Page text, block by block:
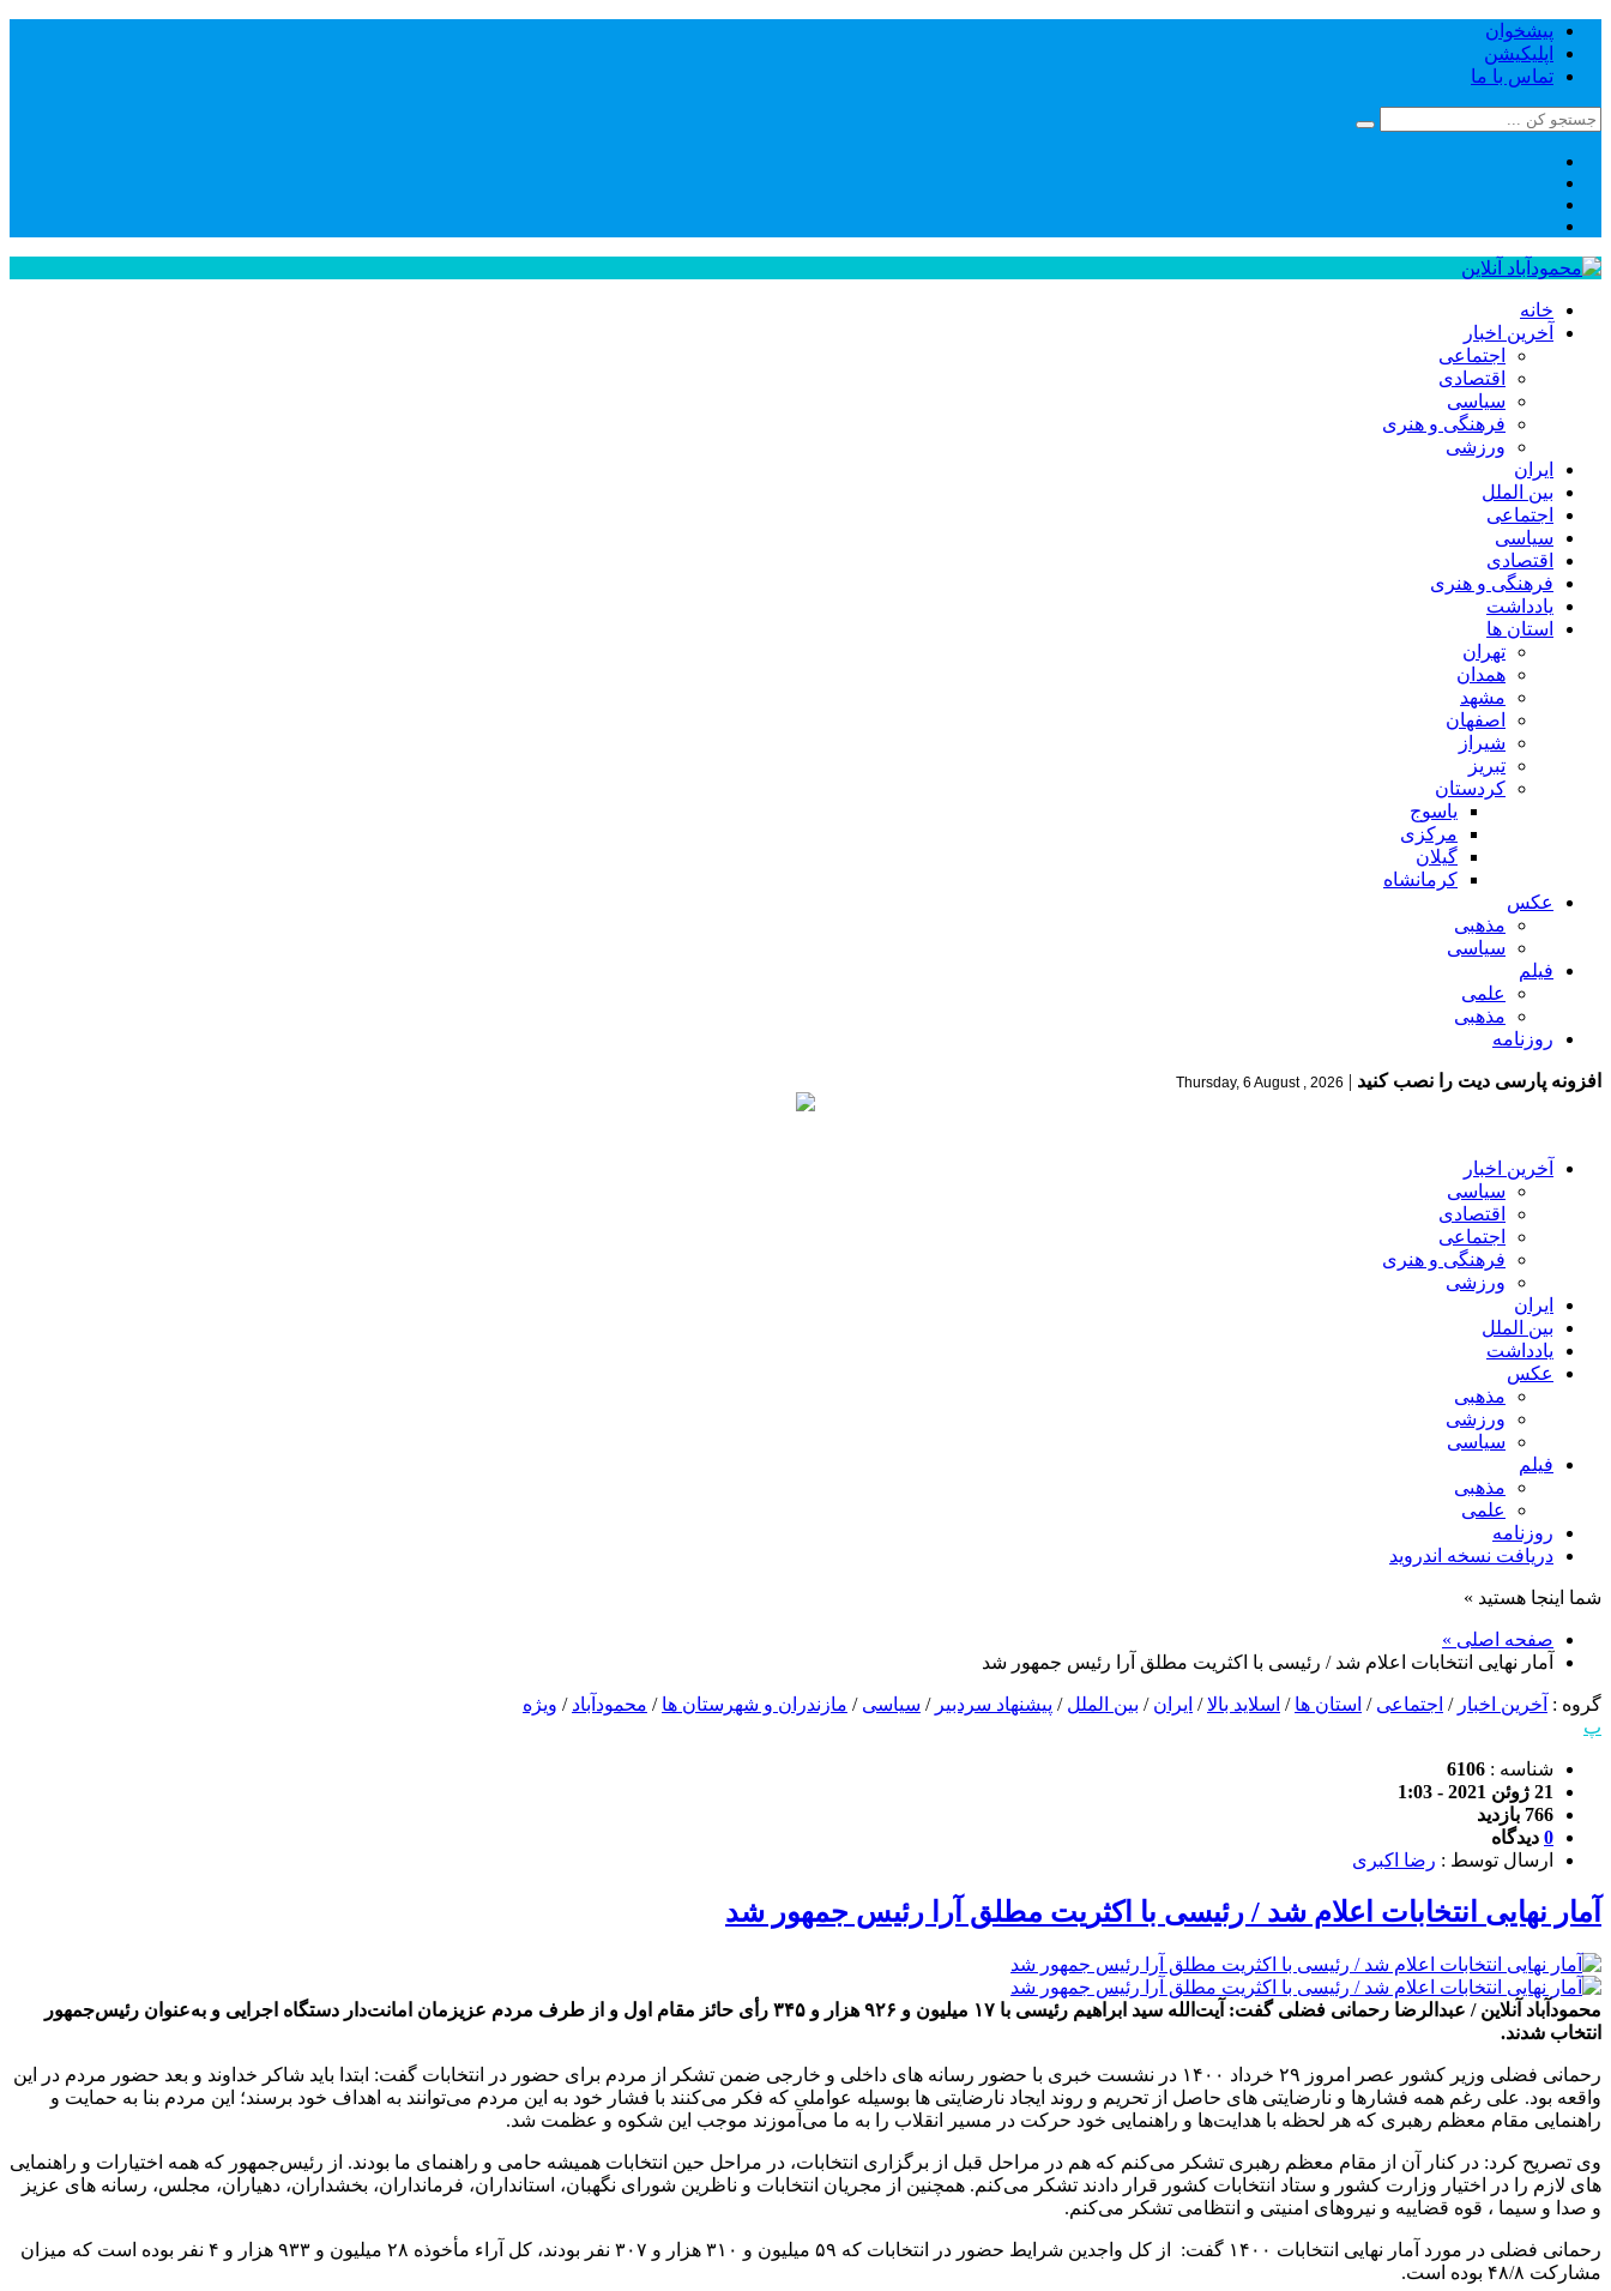
پیشخوان
اپلیکیشن
تماس با ما
خانه
آخرین اخبار
اجتماعی
اقتصادی
سیاسی
فرهنگی و هنری
ورزشی
ایران
بین الملل
اجتماعی
سیاسی
اقتصادی
فرهنگی و هنری
یادداشت
استان ها
تهران
همدان
مشهد
اصفهان
شیراز
تبریز
کردستان
یاسوج
مرکزی
گیلان
کرمانشاه
عکس
مذهبی
سیاسی
فیلم
علمی
مذهبی
روزنامه
افزونه پارسی دیت را نصب کنید |
Thursday, 6 August , 2026
آخرین اخبار
سیاسی
اقتصادی
اجتماعی
فرهنگی و هنری
ورزشی
ایران
بین الملل
یادداشت
عکس
مذهبی
ورزشی
سیاسی
فیلم
مذهبی
علمی
روزنامه
دریافت نسخه اندروید
شما اینجا هستید »
صفحه اصلی »
آمار نهایی انتخابات اعلام شد / رئیسی با اکثریت مطلق آرا رئیس جمهور شد
گروه : آخرین اخبار / اجتماعی / استان ها / اسلاید بالا/ ایران / بین الملل / پیشنهاد سردبیر / سیاسی / مازندران و شهرستان ها / محمودآباد / ویژه
پ
شناسه : 6106
21 ژوئن 2021 - 1:03
766 بازدید
0 دیدگاه
ارسال توسط : رضا اکبری
آمار نهایی انتخابات اعلام شد / رئیسی با اکثریت مطلق آرا رئیس جمهور شد
محمودآباد آنلاین / عبدالرضا رحمانی فضلی گفت: آیت‌الله سید ابراهیم رئیسی با ۱۷ میلیون و ۹۲۶ هزار و ۳۴۵ رأی حائز مقام اول و از طرف مردم عزیزمان امانت‌دار دستگاه اجرایی و به‌عنوان رئیس‌جمهور
انتخاب شدند.
رحمانی فضلی وزیر کشور عصر امروز ۲۹ خرداد ۱۴۰۰ در نشست خبری با حضور رسانه های داخلی و خارجی ضمن تشکر از مردم برای حضور در انتخابات گفت: ابتدا باید شاکر خداوند و بعد حضور مردم در این
واقعه بود. علی رغم همه فشارها و نارضایتی های حاصل از تحریم و روند ایجاد نارضایتی ها بوسیله عواملی که فکر می‌کنند با فشار خود به این مردم می‌توانند به اهداف خود برسند؛ این مردم بنا به حمایت و
راهنمایی مقام معظم رهبری که هر لحظه با هدایت‌ها و راهنمایی خود حرکت در مسیر انقلاب را به ما می‌آموزند موجب این شکوه و عظمت شد.
وی تصریح کرد: در کنار آن از مقام معظم رهبری تشکر می‌کنم که هم در مراحل قبل از برگزاری انتخابات، در مراحل حین انتخابات همیشه حامی و راهنمای ما بودند. از رئیس‌جمهور که همه اختیارات و راهنمایی
های لازم را در اختیار وزارت کشور و ستاد انتخابات کشور قرار دادند تشکر می‌کنم. همچنین از مجریان انتخابات و ناظرین شورای نگهبان، استانداران، فرمانداران، بخشداران، دهیاران، مجلس، رسانه های عزیز
و صدا و سیما ، قوه قضاییه و نیروهای امنیتی و انتظامی تشکر می‌کنم.
رحمانی فضلی در مورد آمار نهایی انتخابات ۱۴۰۰ گفت: از کل واجدین شرایط حضور در انتخابات که ۵۹ میلیون و ۳۱۰ هزار و ۳۰۷ نفر بودند، کل آراء مأخوذه ۲۸ میلیون و ۹۳۳ هزار و ۴ نفر بوده است که میزان
مشارکت ۴۸/۸ بوده است.